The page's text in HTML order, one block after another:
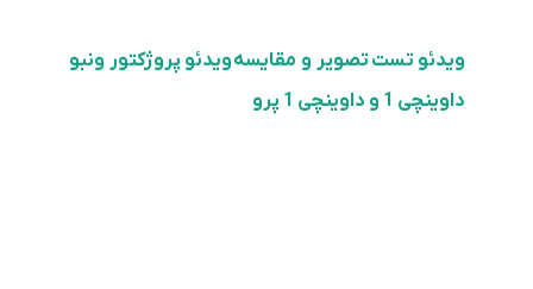
ویدئو تست تصویر و مقایسهویدئو پروژکتور ونبو
داوینچی 1 و داوینچی 1 پرو